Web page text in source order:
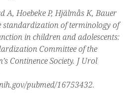
A, Hoebeke P, Hjälmås K, Bauer
standardization of terminology of
in children and adolescents:
Committee of the
Continence Society. J Urol
pubmed/16753432.